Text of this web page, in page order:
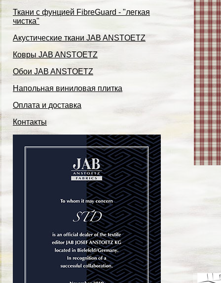
Ткани с фунцией FibreGuard - "легкая
чистка"
Акустические ткани JAB ANSTOETZ
Ковры JAB ANSTOETZ
Обои JAB ANSTOETZ
Напольная виниловая плитка
Оплата и доставка
Контакты